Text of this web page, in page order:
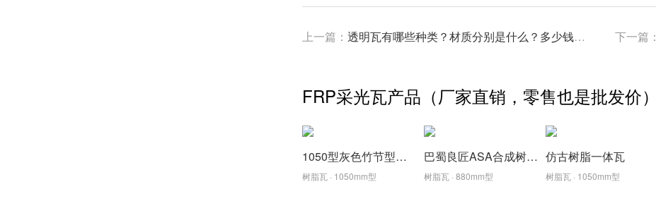
上一篇：透明瓦有哪些种类？材质分别是什么？多少钱一平方 下一篇：
FRP采光瓦产品（厂家直销，零售也是批发价）
1050型灰色竹节型树脂瓦,颜色厚度可定制
树脂瓦 · 1050mm型
巴蜀良匠ASA合成树脂金刚瓦，质保30年
树脂瓦 · 880mm型
仿古树脂一体瓦
树脂瓦 · 1050mm型